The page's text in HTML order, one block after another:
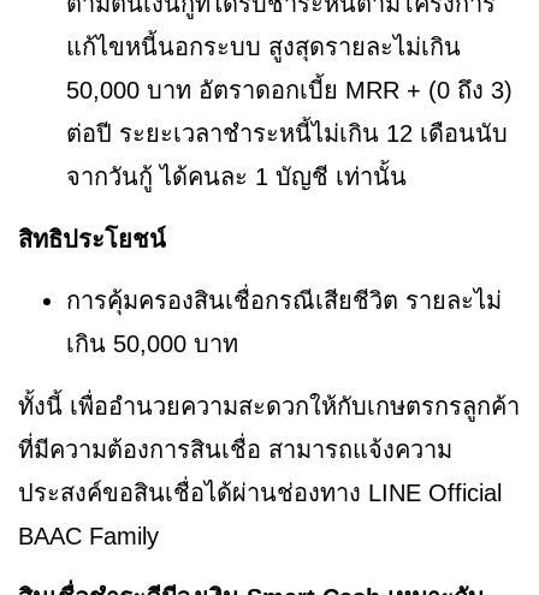
แก้ไขหนี้นอกระบบ สูงสุดรายละไม่เกิน
50,000 บาท อัตราดอกเบี้ย MRR + (0 ถึง 3)
ต่อปี ระยะเวลาชำระหนี้ไม่เกิน 12 เดือนนับ
จากวันกู้ ได้คนละ 1 บัญชี เท่านั้น
สิทธิประโยชน์
การคุ้มครองสินเชื่อกรณีเสียชีวิต รายละไม่
เกิน 50,000 บาท
ทั้งนี้ เพื่ออำนวยความสะดวกให้กับเกษตรกรลูกค้า
ที่มีความต้องการสินเชื่อ สามารถแจ้งความ
ประสงค์ขอสินเชื่อได้ผ่านช่องทาง LINE Official
BAAC Family